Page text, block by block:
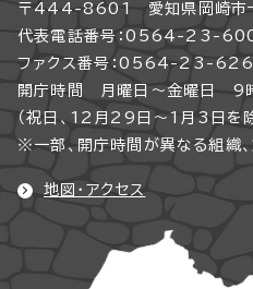
〒444-8601 愛知県岡崎市
代表電話番号：0564-23-
ファクス番号：0564-23-
開庁時間 月曜日～金曜日 9
（祝日、12月29日～1月3日を除
※一部、開庁時間が異なる組織、
地図・アクセス